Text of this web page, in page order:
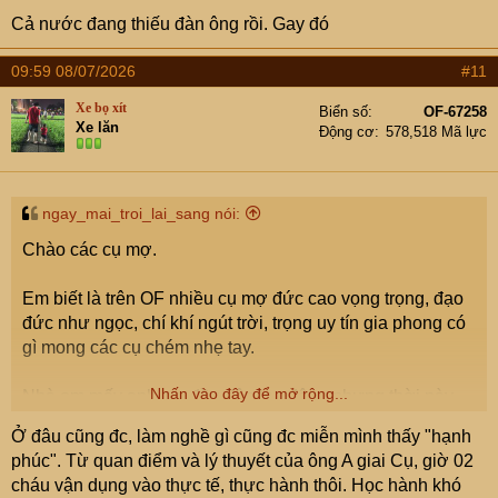
Cả nước đang thiếu đàn ông rồi. Gay đó
09:59 08/07/2026 #11
Xe bọ xít
Xe lăn
Biển số
OF-67258
Động cơ
578,518 Mã lực
ngay_mai_troi_lai_sang nói:
Chào các cụ mợ.
Em biết là trên OF nhiều cụ mợ đức cao vọng trọng, đạo
đức như ngọc, chí khí ngút trời, trọng uy tín gia phong có
gì mong các cụ chém nhẹ tay.
Nhà em mấy anh em đều dân lao động nhưng thời này
dám mơ. Anh giai em có 2 thằng con 1 thằng mới học
xong ĐH, 1 thằng mới học năm 2, đều đang trọ thuê nhà,
thằng lớn đang xin việc và 2 thằng đều đi làm thêm. Anh
Nhấn vào đây để mở rộng...
Ở đâu cũng đc, làm nghề gì cũng đc miễn mình thấy "hạnh
phúc". Từ quan điểm và lý thuyết của ông A giai Cụ, giờ 02
cháu vận dụng vào thực tế, thực hành thôi. Học hành khó